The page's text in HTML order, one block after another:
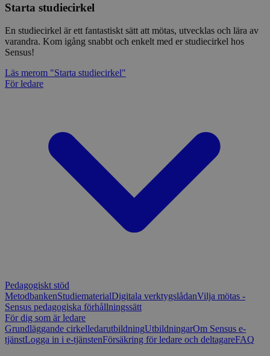
Starta studiecirkel
En studiecirkel är ett fantastiskt sätt att mötas, utvecklas och lära av
varandra. Kom igång snabbt och enkelt med er studiecirkel hos
Sensus!
Läs merom "Starta studiecirkel"
För ledare
Pedagogiskt stöd
MetodbankenStudiematerialDigitala verktygslådanVilja mötas -
Sensus pedagogiska förhållningssätt
För dig som är ledare
Grundläggande cirkelledarutbildningUtbildningarOm Sensus e-
tjänstLogga in i e-tjänstenFörsäkring för ledare och deltagareFAQ